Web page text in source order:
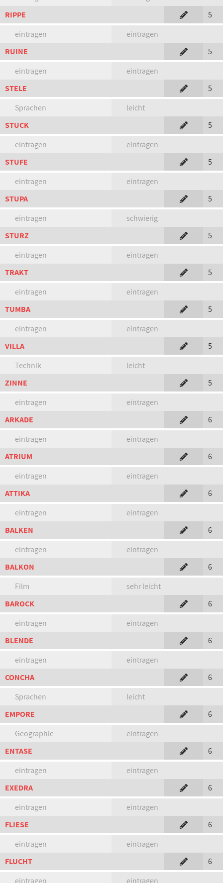
RIPPE
5
eintragen
eintragen
RUINE
5
eintragen
eintragen
STELE
5
Sprachen
leicht
STUCK
5
eintragen
eintragen
STUFE
5
eintragen
eintragen
STUPA
5
eintragen
schwierig
STURZ
5
eintragen
eintragen
TRAKT
5
eintragen
eintragen
TUMBA
5
eintragen
eintragen
VILLA
5
Technik
leicht
ZINNE
5
eintragen
eintragen
ARKADE
6
eintragen
eintragen
ATRIUM
6
eintragen
eintragen
ATTIKA
6
eintragen
eintragen
BALKEN
6
eintragen
eintragen
BALKON
6
Film
sehr leicht
BAROCK
6
eintragen
eintragen
BLENDE
6
eintragen
eintragen
CONCHA
6
Sprachen
leicht
EMPORE
6
Geographie
eintragen
ENTASE
6
eintragen
eintragen
EXEDRA
6
eintragen
eintragen
FLIESE
6
eintragen
eintragen
FLUCHT
6
eintragen
eintragen